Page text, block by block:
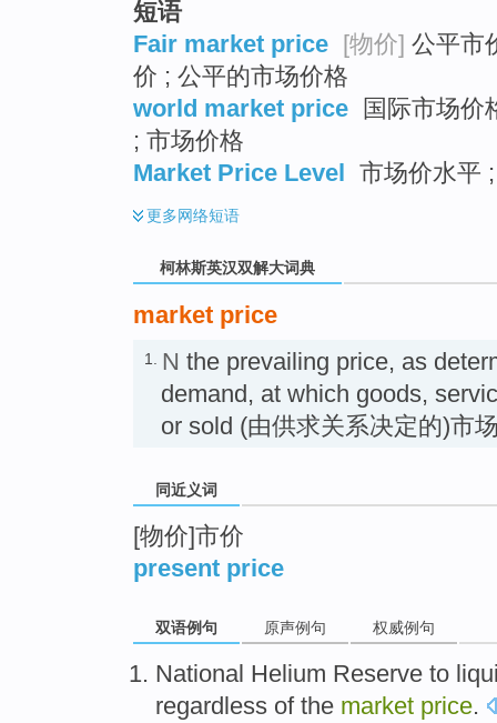
短语
Fair market price [物价] 公平市
价 ; 公平的市场价格
world market price
国际市场价
; 市场价格
Market Price Level 市场价水平
更多网络短语
柯林斯英汉双解大词典
market price
1. N the prevailing price, as
demand, at which goods,
or sold (由供求关系决定的)市
同近义词
[物价]市价
present price
双语例句 原声例句 权威例句
National Helium Reserve to
regardless of the market price.